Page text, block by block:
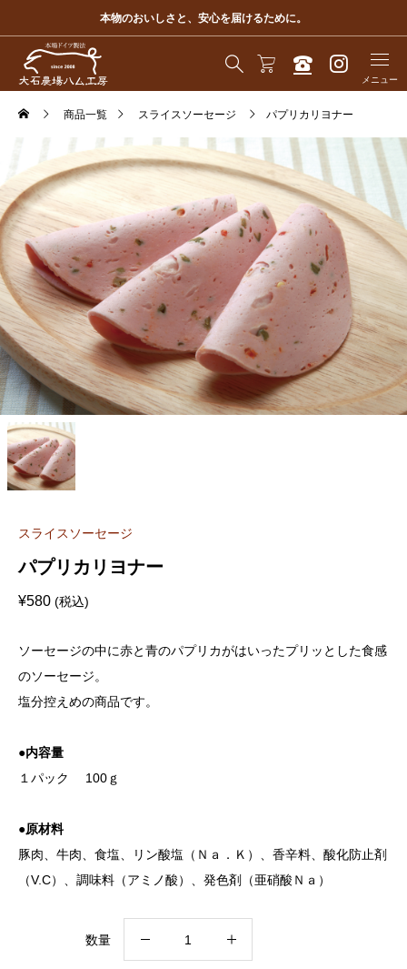
本物のおいしさと、安心を届けるために。
商品一覧 スライスソーセージ パプリカリヨナー
スライスソーセージ
パプリカリヨナー
¥580 (税込)
ソーセージの中に赤と青のパプリカがはいったプリッとした食感
のソーセージ。
塩分控えめの商品です。
●内容量
１パック 100ｇ
●原材料
豚肉、牛肉、食塩、リン酸塩（Ｎａ．Ｋ）、香辛料、酸化防止剤
（V.C）、調味料（アミノ酸）、発色剤（亜硝酸Ｎａ）
数量
プ